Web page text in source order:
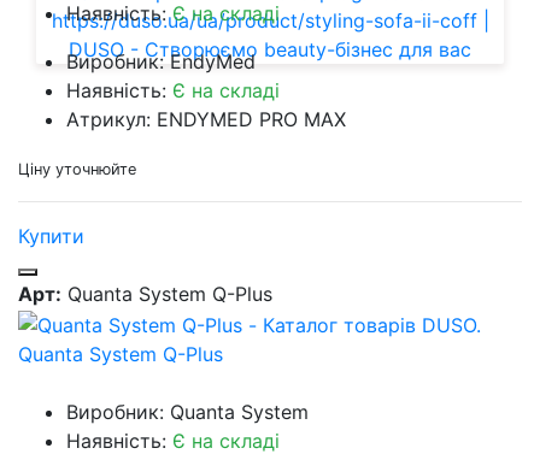
Наявність:Є на складі
Виробник: EndyMed
Наявність: Є на складі
Атрикул: ENDYMED PRO MAX
Ціну уточнюйте
Купити
Арт: Quanta System Q-Plus
Quanta System Q-Plus
Виробник: Quanta System
Наявність: Є на складі